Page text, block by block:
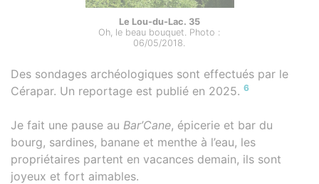
Le Lou-du-Lac. 35
Oh, le beau bouquet. Photo :
06/05/2018.
Des sondages archéologiques sont effectués par le
Cérapar. Un reportage est publié en 2025. 6
Je fait une pause au Bar’Cane, épicerie et bar du
bourg, sardines, banane et menthe à l’eau, les
propriétaires partent en vacances demain, ils sont
joyeux et fort aimables.